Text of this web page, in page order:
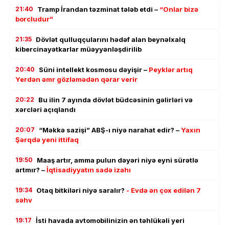
21:40 Tramp İrandan təzminat tələb etdi – “Onlar bizə
borcludur”
21:35 Dövlət qulluqçularını hədəf alan beynəlxalq
kibercinayətkarlar müəyyənləşdirilib
20:40 Süni intellekt kosmosu dəyişir – Peyklər artıq
Yerdən əmr gözləmədən qərar verir
20:22
Bu ilin 7 ayında dövlət büdcəsinin gəlirləri və
xərcləri açıqlandı
20:07 “Məkkə sazişi” ABŞ-ı niyə narahat edir? –Yaxın
Şərqdə yeni ittifaq
19:50
Maaş artır, amma pulun dəyəri niyə eyni sürətlə
artmır? –İqtisadiyyatın sadə izahı
19:34 Otaq bitkiləri niyə saralır? - Evdə ən çox edilən 7
səhv
19:17 İsti havada avtomobilinizin ən təhlükəli yeri